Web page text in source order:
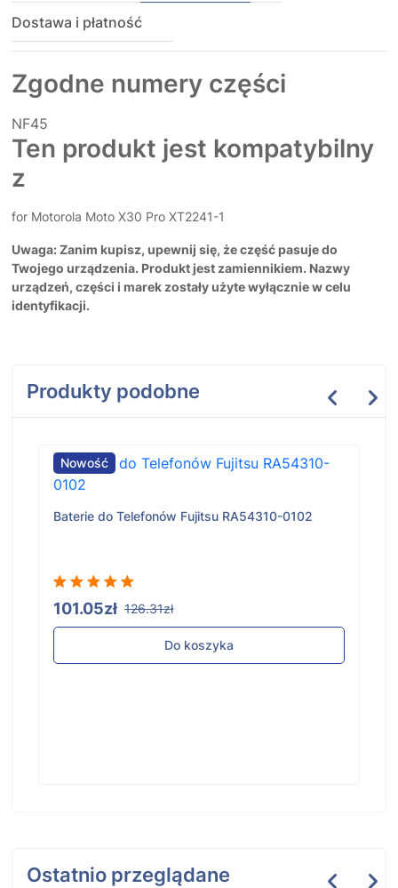
Dostawa i płatność
Zgodne numery części
NF45
Ten produkt jest kompatybilny
z
for Motorola Moto X30 Pro XT2241-1
Uwaga: Zanim kupisz, upewnij się, że część pasuje do
Twojego urządzenia. Produkt jest zamiennikiem. Nazwy
urządzeń, części i marek zostały użyte wyłącznie w celu
identyfikacji.
Produkty podobne
Nowość
Baterie do Telefonów Fujitsu RA54310-0102
101.05zł 126.31zł
Do koszyka
Ostatnio przeglądane